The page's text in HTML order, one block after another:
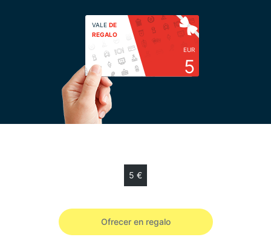
VALE DE
REGALO
EUR
5
5 €
Ofrecer en regalo